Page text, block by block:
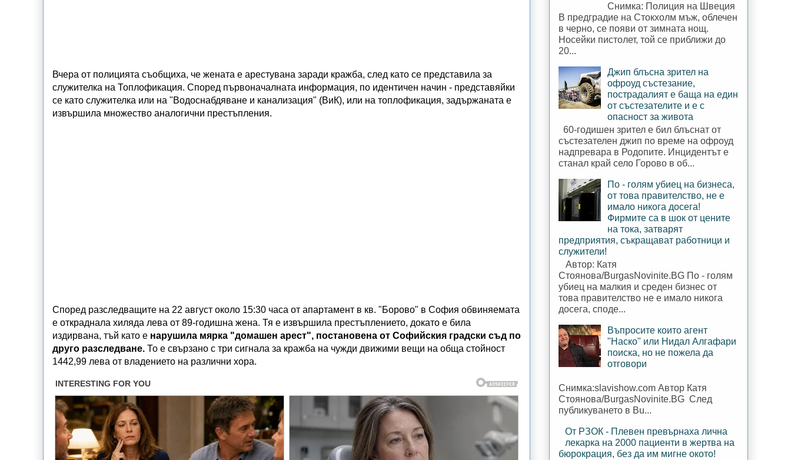
Вчера от полицията съобщиха, че жената е арестувана заради кражба, след като се представила за
служителка на Топлофикация. Според първоначалната информация, по идентичен начин - представяйки
се като служителка или на "Водоснабдяване и канализация" (ВиК), или на топлофикация, задържаната е
извършила множество аналогични престъпления.
Според разследващите на 22 август около 15:30 часа от апартамент в кв. "Борово" в София обвиняемата
е откраднала хиляда лева от 89-годишна жена. Тя е извършила престъплението, докато е била
издирвана, тъй като е нарушила мярка "домашен арест", постановена от Софийския градски съд по
друго разследване. То е свързано с три сигнала за кражба на чужди движими вещи на обща стойност
1442,99 лева от владението на различни хора.
Снимка: Полиция на Швеция
В предградие на Стокхолм мъж, облечен
в черно, се появи от зимната нощ.
Носейки пистолет, той се приближи до
20...
Джип блъсна зрител на
офроуд състезание,
пострадалият е баща на един
от състезателите и е с
опасност за живота
60-годишен зрител е бил блъснат от
състезателен джип по време на офроуд
надпревара в Родопите. Инцидентът е
станал край село Горово в об...
По - голям убиец на бизнеса,
от това правителство, не е
имало никога досега!
Фирмите са в шок от цените
на тока, затварят
предприятия, съкращават работници и
служители!
Автор: Катя
Стоянова/BurgasNovinite.BG По - голям
убиец на малкия и среден бизнес от
това правителство не е имало никога
досега, споде...
Въпросите които агент
"Наско" или Нидал Алгафари
поиска, но не пожела да
отговори
Снимка:slavishow.com Автор Катя
Стоянова/BurgasNovinite.BG След
публикуването в Bu...
От РЗОК - Плевен превърнаха лична
лекарка на 2000 пациенти в жертва на
бюрокрация, без да им мигне окото!